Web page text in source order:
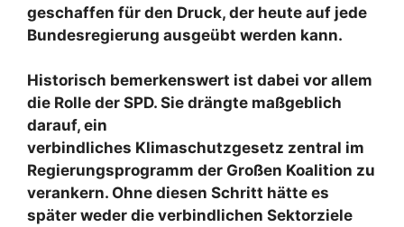
geschaffen für den Druck, der heute auf jede
Bundesregierung ausgeübt werden kann.
Historisch bemerkenswert ist dabei vor allem
die Rolle der SPD. Sie drängte maßgeblich
darauf, ein
verbindliches Klimaschutzgesetz zentral im
Regierungsprogramm der Großen Koalition zu
verankern. Ohne diesen Schritt hätte es
später weder die verbindlichen Sektorziele